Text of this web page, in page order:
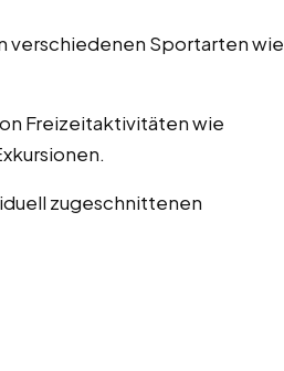
verschiedenen Sportarten wie
Freizeitaktivitäten wie
zugeschnittenen